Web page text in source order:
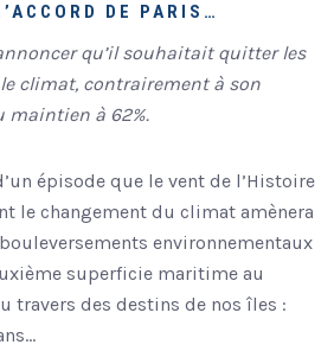
DE PARIS…
qu’il souhaitait quitter les
climat, contrairement à son
maintien à 62%.
épisode que le vent de l’Histoire
le changement du climat amènera
environnementaux
superficie maritime au
travers des destins de nos îles :